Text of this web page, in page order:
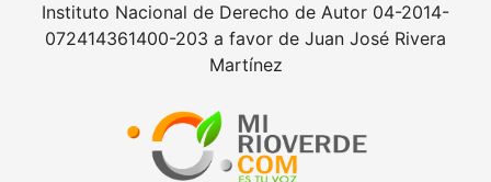
Instituto Nacional de Derecho de Autor 04-2014-
072414361400-203 a favor de Juan José Rivera
Martínez